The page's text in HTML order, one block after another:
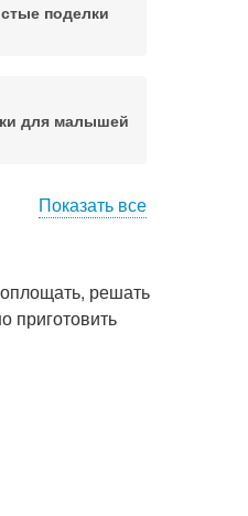
поделки
для малышей
Показать все
решать
приготовить